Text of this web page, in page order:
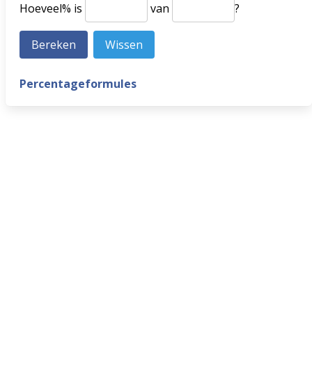
Hoeveel% is van ?
Percentageformules